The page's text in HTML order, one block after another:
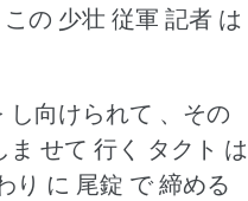
の 少壮 従軍 記者 は
し向けられて 、その
せて 行く タクト は
り に 尾錠 で 締める